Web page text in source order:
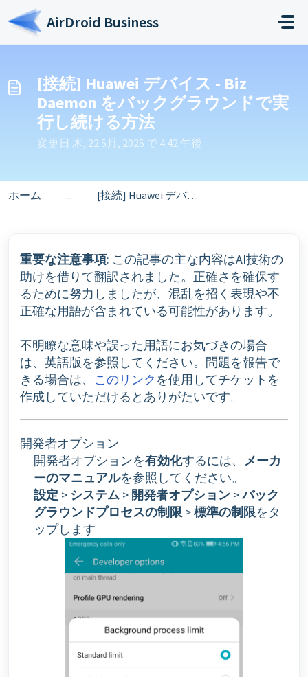
メインコンテンツに移動
AirDroid Business
[接続] Huawei デバイス - Biz
Daemon をバックグラウンドで実
行し続ける方法
変更日 木, 22 5月, 2025 で 4:42 午後
ホーム ... [接続] Huawei デバイス - Biz Daemon をバックグラウンドで実行し続ける方法
重要な注意事項: この記事の主な内容はAI技術の
助けを借りて翻訳されました。正確さを確保す
るために努力しましたが、混乱を招く表現や不
正確な用語が含まれている可能性があります。
不明瞭な意味や誤った用語にお気づきの場合
は、英語版を参照してください。問題を報告で
きる場合は、 このリンク を使用してチケットを
作成していただけるとありがたいです。
開発者オプション
開発者オプションを有効化するには、 メーカ
ーのマニュアルを参照してください。
設定 > システム > 開発者オプション >バック
グラウンドプロセスの制限 >標準の制限をタ
ップします